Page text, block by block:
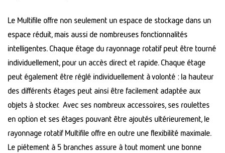
Le Multifile offre non seulement un espace de stockage dans un
espace réduit, mais aussi de nombreuses fonctionnalités
intelligentes. Chaque étage du rayonnage rotatif peut être tourné
individuellement, pour un accès direct et rapide. Chaque étage
peut également être réglé individuellement à volonté : la hauteur
des différents étages peut ainsi être facilement adaptée aux
objets à stocker. Avec ses nombreux accessoires, ses roulettes
en option et ses étages pouvant être ajoutés ultérieurement, le
rayonnage rotatif Multifile offre en outre une flexibilité maximale.
Le piétement à 5 branches assure à tout moment une bonne